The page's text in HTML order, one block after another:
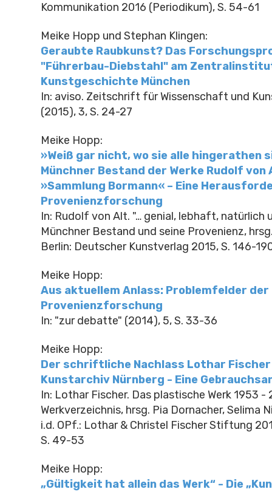
Kommunikation 2016 (Periodikum), S. 54-61
Meike Hopp und Stephan Klingen:
Geraubte Raubkunst? Das
"Führerbau-Diebstahl" am
Kunstgeschichte München
In: aviso. Zeitschrift für Wissenschaft und
(2015), 3, S. 24-27
Meike Hopp:
»Weiß gar nicht, wo sie alle hingerathen
Münchner Bestand der Werke Rudolf von
»Sammlung Bormann« – Eine
Provenienzforschung
In: Rudolf von Alt. "… genial, lebhaft, natürlich
Münchner Bestand und seine Provenienz,
Berlin: Deutscher Kunstverlag 2015, S. 146-
Meike Hopp:
Aus aktuellem Anlass: Problemfelder der
Provenienzforschung
In: "zur debatte" (2014), 5, S. 33-36
Meike Hopp:
Der schriftliche Nachlass Lothar
Kunstarchiv Nürnberg - Eine
In: Lothar Fischer. Das plastische Werk 1953 -
Werkverzeichnis, hrsg. Pia Dornacher, Selima
i.d. OPf.: Lothar & Christel Fischer Stiftung
S. 49-53
Meike Hopp:
„Gültigkeit hat allein das Werk“ - Die